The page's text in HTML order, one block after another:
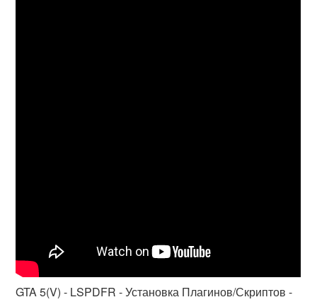
GTA 5(V) - LSPDFR - Установка Плагинов/Скриптов -